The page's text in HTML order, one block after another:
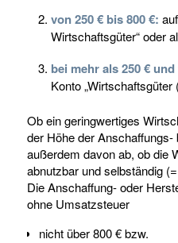
von 250 € bis 800 €:
Wirtschaftsgüter“ oder
bei mehr als 250 €
Konto „Wirtschaftsgüter
Ob ein geringwertiges
der Höhe der
außerdem davon ab, ob die
abnutzbar und selbständig
Die Anschaffung- oder
ohne Umsatzsteuer
nicht über 800 € bzw.